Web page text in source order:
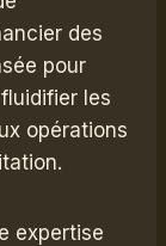
des
pour
les
opérations
expertise